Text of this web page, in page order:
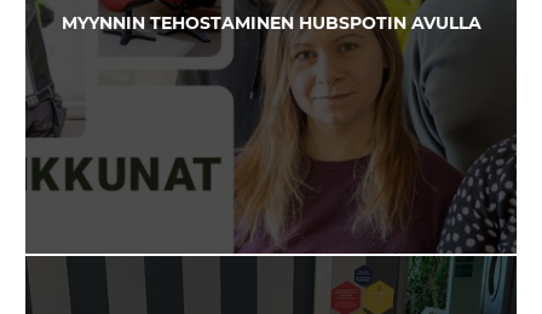
MYYNNIN TEHOSTAMINEN HUBSPOTIN AVULLA